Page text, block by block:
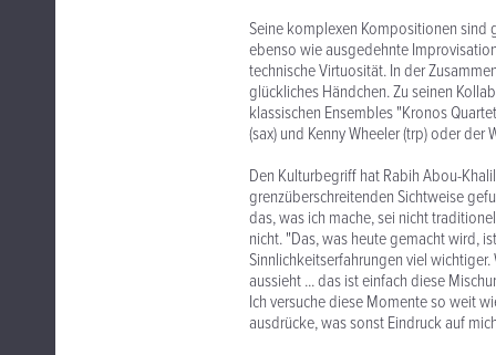
Seine komplexen Kompositionen sind
ebenso wie ausgedehnte
technische Virtuosität. In der
glückliches Händchen. Zu seinen
klassischen Ensembles "Kronos
(sax) und Kenny Wheeler (trp) oder der
Den Kulturbegriff hat Rabih Abou-
grenzüberschreitenden Sichtweise
das, was ich mache, sei nicht
nicht. "Das, was heute gemacht wird,
Sinnlichkeitserfahrungen viel
aussieht ... das ist einfach diese
Ich versuche diese Momente so weit
ausdrücke, was sonst Eindruck auf